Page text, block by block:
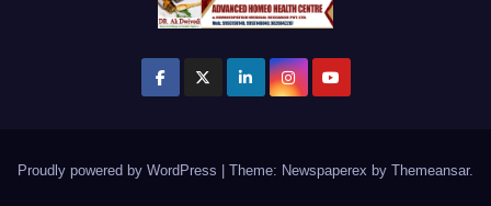
Proudly powered by WordPress Theme: Newspaperex by Themeansar.